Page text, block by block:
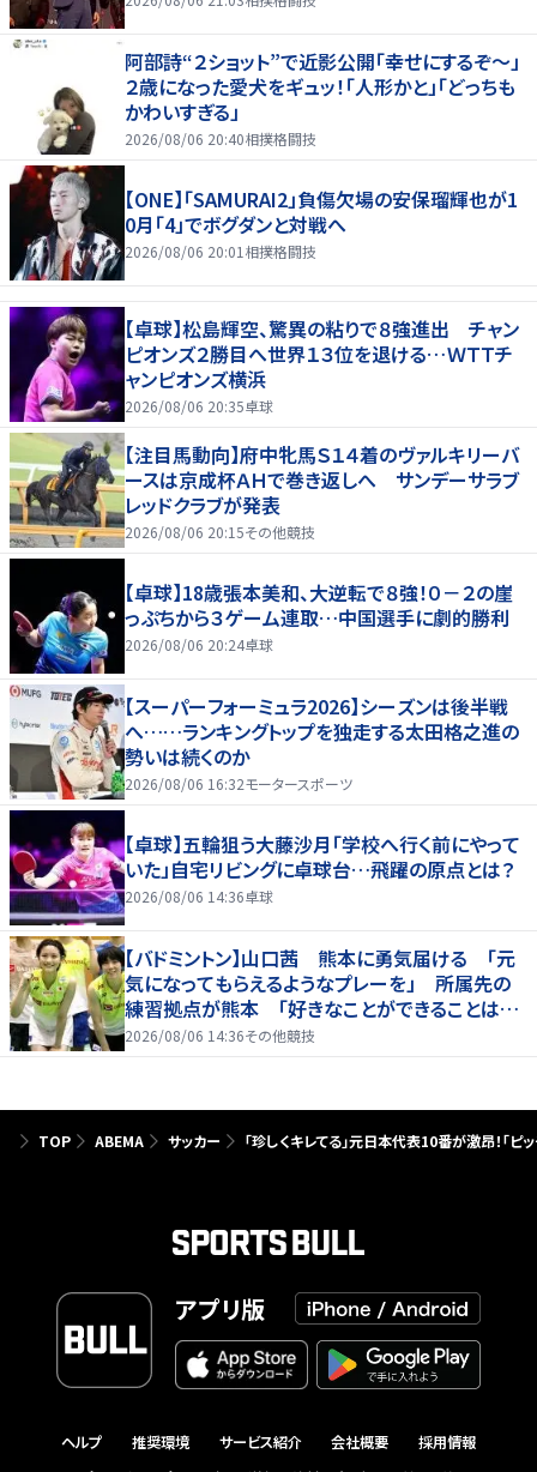
阿部詩“２ショット”で近影公開「幸せにするぞ〜」
２歳になった愛犬をギュッ！「人形かと」「どっちも
かわいすぎる」
2026/08/06 20:40相撲格闘技
【ONE】「SAMURAI2」負傷欠場の安保瑠輝也が1
0月「4」でボグダンと対戦へ
2026/08/06 20:01 相撲格闘技
【卓球】松島輝空、驚異の粘りで８強進出 チャン
ピオンズ２勝目へ世界１３位を退ける…ＷＴＴチ
ャンピオンズ横浜
2026/08/06 20:35卓球
【注目馬動向】府中牝馬Ｓ１４着のヴァルキリーバ
ースは京成杯ＡＨで巻き返しへ サンデーサラブ
レッドクラブが発表
2026/08/06 20:15その他競技
【卓球】18歳張本美和、大逆転で８強！０－２の崖
っぷちから３ゲーム連取…中国選手に劇的勝利
2026/08/06 20:24卓球
【スーパーフォーミュラ2026】シーズンは後半戦
へ……ランキングトップを独走する太田格之進の
勢いは続くのか
2026/08/06 16:32モータースポーツ
【卓球】五輪狙う大藤沙月「学校へ行く前にやって
いた」自宅リビングに卓球台…飛躍の原点とは？
2026/08/06 14:36卓球
【バドミントン】山口茜 熊本に勇気届ける 「元
気になってもらえるようなプレーを」 所属先の
練習拠点が熊本 「好きなことができることは当
たり前じゃない」
2026/08/06 14:36その他競技
TOP ABEMA サッカー 「珍しくキレてる」元日本代表10番が激昂！
アプリ版
ヘルプ 推奨環境 サービス紹介 会社概要
採用情報